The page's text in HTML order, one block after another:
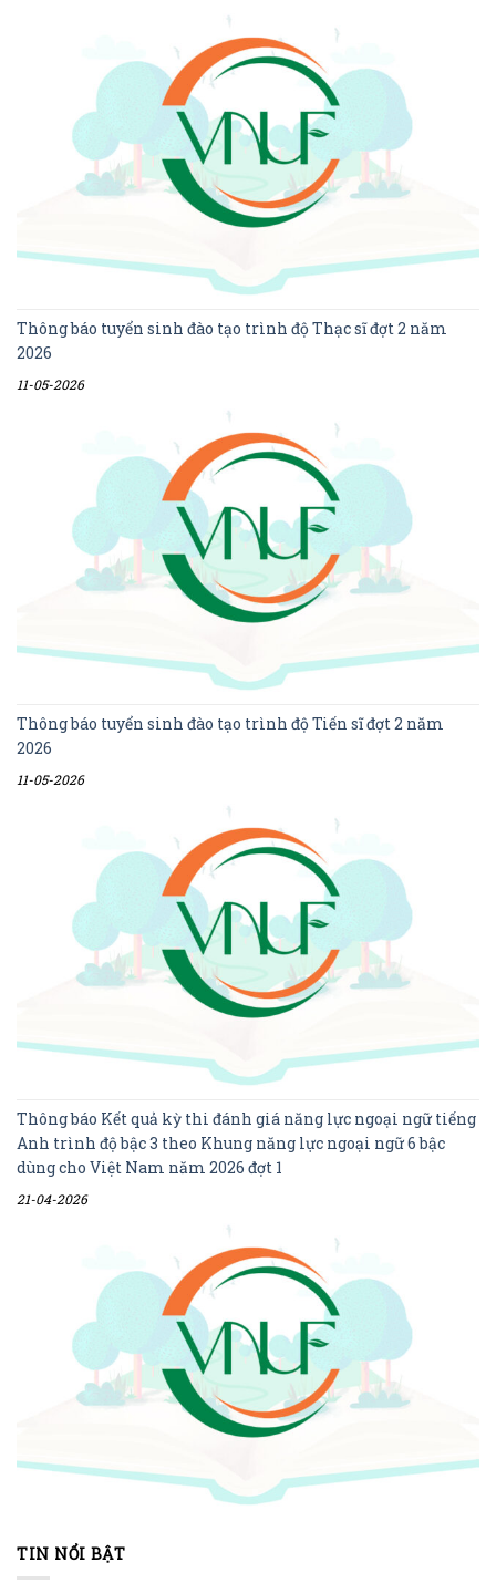
Thông báo tuyển sinh đào tạo trình độ Thạc sĩ đợt 2 năm
2026
11-05-2026
Thông báo tuyển sinh đào tạo trình độ Tiến sĩ đợt 2 năm
2026
11-05-2026
Thông báo Kết quả kỳ thi đánh giá năng lực ngoại ngữ tiếng
Anh trình độ bậc 3 theo Khung năng lực ngoại ngữ 6 bậc
dùng cho Việt Nam năm 2026 đợt 1
21-04-2026
TIN NỔI BẬT